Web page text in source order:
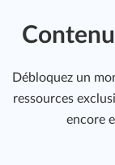
Débloquez un
ressources
encore